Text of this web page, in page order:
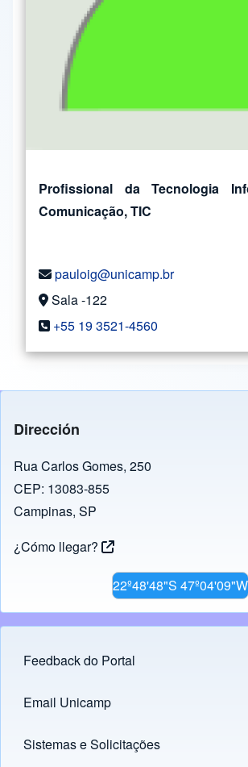
Profissional da Tecnologia
Comunicação, TIC
pauloig@unicamp.br
Sala -122
+55 19 3521-4560
Dirección
Rua Carlos Gomes, 250
CEP: 13083-855
Campinas, SP
¿Cómo llegar?
22º48'48"S 47º04'09"W
Footer menu
Feedback do Portal
Links
Email Unicamp
(opens in new tab)
Sistemas e Solicitações
(opens in new tab)